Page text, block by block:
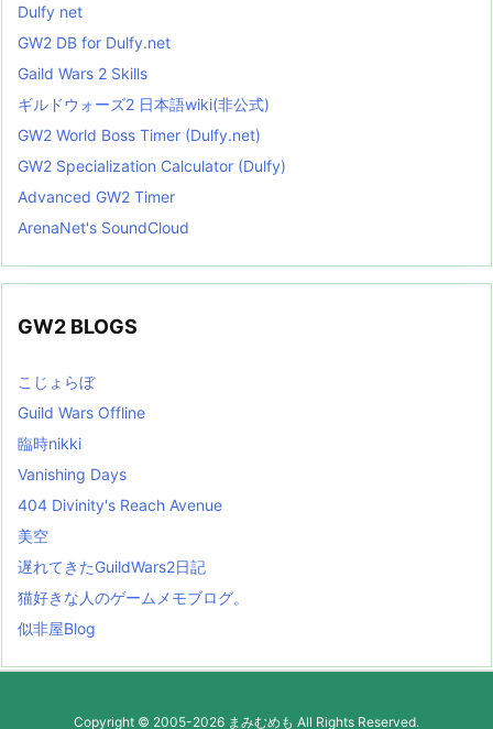
Dulfy net
GW2 DB for Dulfy.net
Gaild Wars 2 Skills
ギルドウォーズ2 日本語wiki(非公式)
GW2 World Boss Timer (Dulfy.net)
GW2 Specialization Calculator (Dulfy)
Advanced GW2 Timer
ArenaNet's SoundCloud
GW2 BLOGS
こじょらぼ
Guild Wars Offline
臨時nikki
Vanishing Days
404 Divinity's Reach Avenue
美空
遅れてきたGuildWars2日記
猫好きな人のゲームメモブログ。
似非屋Blog
Copyright © 2005-2026 まみむめも All Rights Reserved.